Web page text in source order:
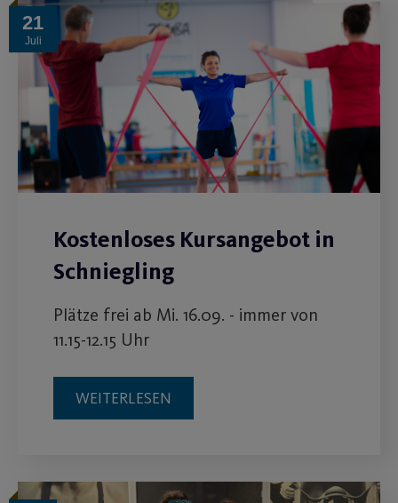
21
Juli
Kostenloses Kursangebot in
Schniegling
Plätze frei ab Mi. 16.09. - immer von
11.15-12.15 Uhr
WEITERLESEN